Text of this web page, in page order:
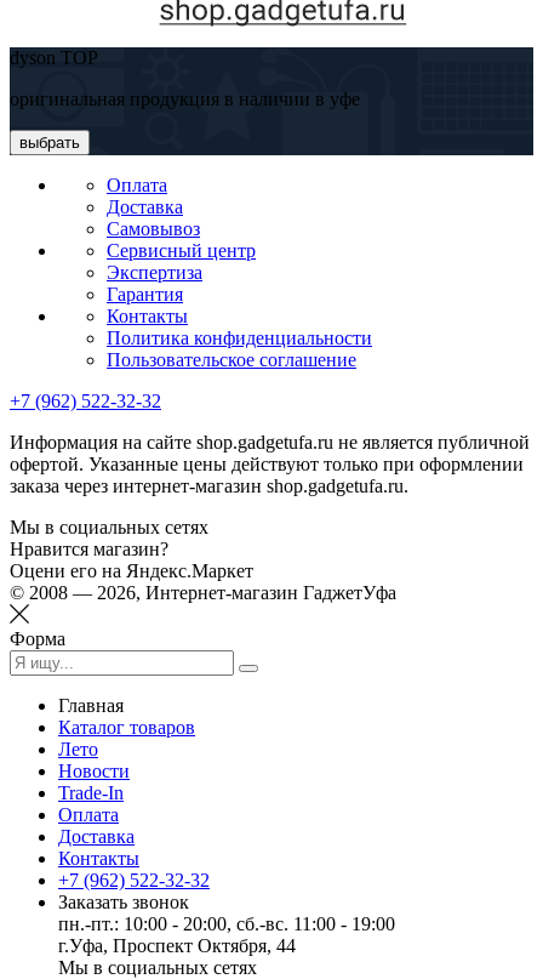
dyson TOP
оригинальная продукция в наличии в уфе
выбрать
Оплата
Доставка
Самовывоз
Сервисный центр
Экспертиза
Гарантия
Контакты
Политика конфиденциальности
Пользовательское соглашение
+7 (962) 522-32-32
Информация на сайте shop.gadgetufa.ru не является публичной
офертой. Указанные цены действуют только при оформлении
заказа через интернет-магазин shop.gadgetufa.ru.
Мы в социальных сетях
Нравится магазин?
Оцени его на Яндекс.Маркет
© 2008 — 2026, Интернет-магазин ГаджетУфа
Форма
Главная
Каталог товаров
Лето
Новости
Trade-In
Оплата
Доставка
Контакты
+7 (962) 522-32-32
Заказать звонок
пн.-пт.: 10:00 - 20:00, сб.-вс. 11:00 - 19:00
г.Уфа, Проспект Октября, 44
Мы в социальных сетях